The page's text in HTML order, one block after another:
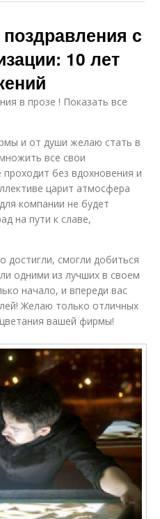
с
10 лет
в прозе ! Показать все
и от души желаю стать в
все свои
без вдохновения и
царит атмосфера
компании не будет
на пути к славе,
достигли, смогли добиться
одними из лучших в своем
начало, и впереди вас
Желаю только отличных
вашей фирмы!